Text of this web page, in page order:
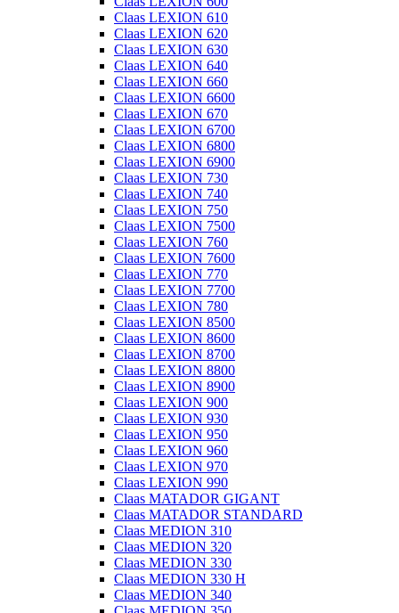
Claas LEXION 610
Claas LEXION 620
Claas LEXION 630
Claas LEXION 640
Claas LEXION 660
Claas LEXION 6600
Claas LEXION 670
Claas LEXION 6700
Claas LEXION 6800
Claas LEXION 6900
Claas LEXION 730
Claas LEXION 740
Claas LEXION 750
Claas LEXION 7500
Claas LEXION 760
Claas LEXION 7600
Claas LEXION 770
Claas LEXION 7700
Claas LEXION 780
Claas LEXION 8500
Claas LEXION 8600
Claas LEXION 8700
Claas LEXION 8800
Claas LEXION 8900
Claas LEXION 900
Claas LEXION 930
Claas LEXION 950
Claas LEXION 960
Claas LEXION 970
Claas LEXION 990
Claas MATADOR GIGANT
Claas MATADOR STANDARD
Claas MEDION 310
Claas MEDION 320
Claas MEDION 330
Claas MEDION 330 H
Claas MEDION 340